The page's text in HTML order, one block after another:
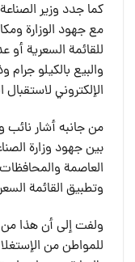
كما جدد وزير
مع جهود الوزارة
للقائمة السعرية أو
الإلكتروني
من جانبه أشار نائب
بين جهود وزارة
العاصمة
وتطبيق القائمة
ولفت إلى أن هذا من
للمواطن من